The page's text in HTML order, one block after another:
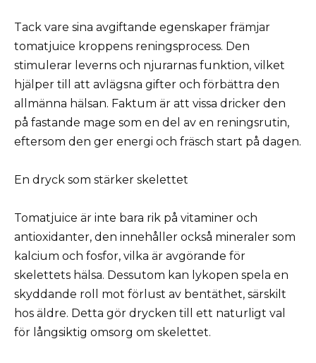
Tack vare sina avgiftande egenskaper främjar
tomatjuice kroppens reningsprocess. Den
stimulerar leverns och njurarnas funktion, vilket
hjälper till att avlägsna gifter och förbättra den
allmänna hälsan. Faktum är att vissa dricker den
på fastande mage som en del av en reningsrutin,
eftersom den ger energi och fräsch start på dagen.
En dryck som stärker skelettet
Tomatjuice är inte bara rik på vitaminer och
antioxidanter, den innehåller också mineraler som
kalcium och fosfor, vilka är avgörande för
skelettets hälsa. Dessutom kan lykopen spela en
skyddande roll mot förlust av bentäthet, särskilt
hos äldre. Detta gör drycken till ett naturligt val
för långsiktig omsorg om skelettet.